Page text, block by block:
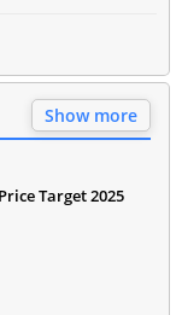
Show more
Target 2025